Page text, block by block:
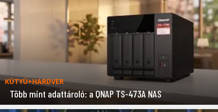
KÜTYÜ+HARDVER
Több mint adattároló: a QNAP TS-473A NAS